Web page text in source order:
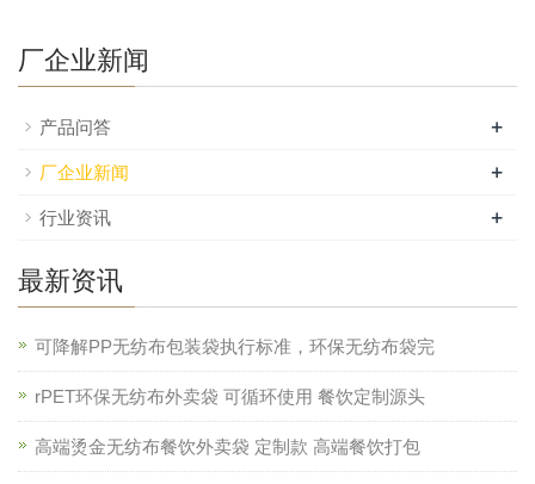
厂企业新闻
产品问答 +
厂企业新闻 +
行业资讯 +
最新资讯
可降解PP无纺布包装袋执行标准，环保无纺布袋完
rPET环保无纺布外卖袋 可循环使用 餐饮定制源头
高端烫金无纺布餐饮外卖袋 定制款 高端餐饮打包